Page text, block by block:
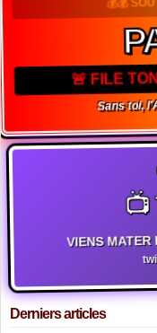
🚨 FILE
Sans toi,
📺
VIENS
Derniers articles